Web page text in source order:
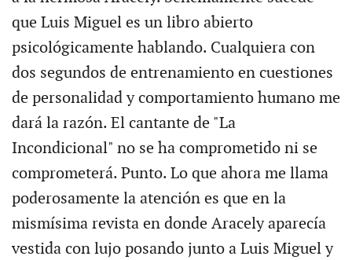
que Luis Miguel es un libro abierto
psicológicamente hablando. Cualquiera con
dos segundos de entrenamiento en cuestiones
de personalidad y comportamiento humano me
dará la razón. El cantante de "La
Incondicional" no se ha comprometido ni se
comprometerá. Punto. Lo que ahora me llama
poderosamente la atención es que en la
mismísima revista en donde Aracely aparecía
vestida con lujo posando junto a Luis Miguel y